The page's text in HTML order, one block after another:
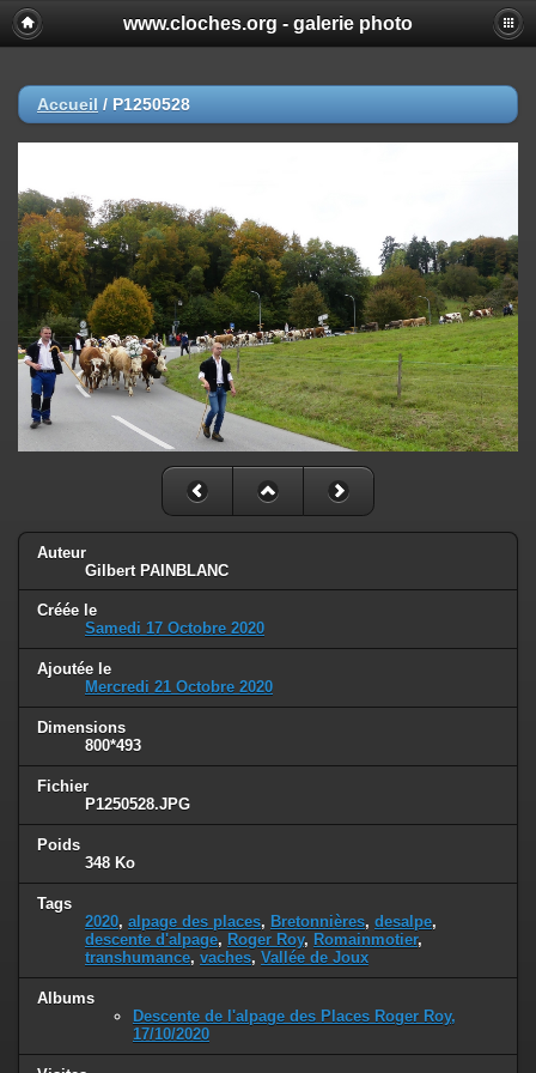
www.cloches.org - galerie photo
Accueil / P1250528
Auteur
Gilbert PAINBLANC
Créée le
Samedi 17 Octobre 2020
Ajoutée le
Mercredi 21 Octobre 2020
Dimensions
800*493
Fichier
P1250528.JPG
Poids
348 Ko
Tags
2020, alpage des places, Bretonnières, desalpe,
descente d'alpage, Roger Roy, Romainmotier,
transhumance, vaches, Vallée de Joux
Albums
Descente de l'alpage des Places Roger Roy,
17/10/2020